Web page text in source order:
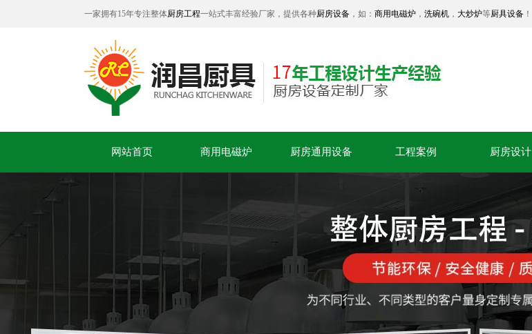
一家拥有15年专注整体厨房工程一站式丰富经验厂家，提供各种厨房设备 ，如： 商用电磁炉 ， 洗碗机 ， 大炒炉等厨具设备 ！
网站首页 商用电磁炉 厨房通用设备 工程案例 厨房设计